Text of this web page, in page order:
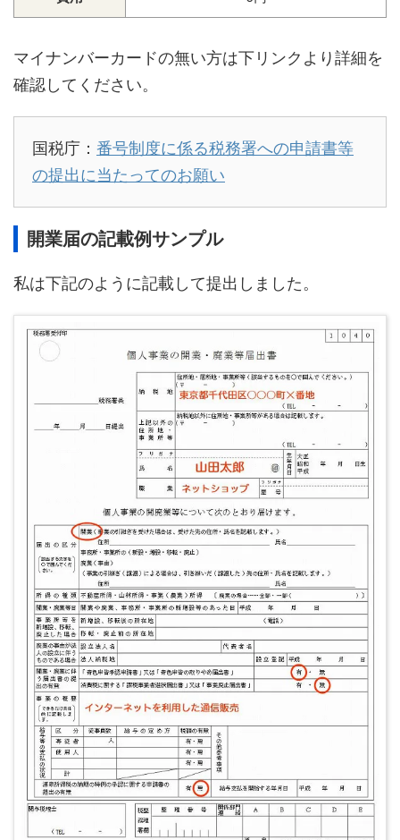
マイナンバーカードの無い方は下リンクより詳細を
確認してください。
国税庁： 番号制度に係る税務署への申請書等
の提出に当たってのお願い
開業届の記載例サンプル
私は下記のように記載して提出しました。